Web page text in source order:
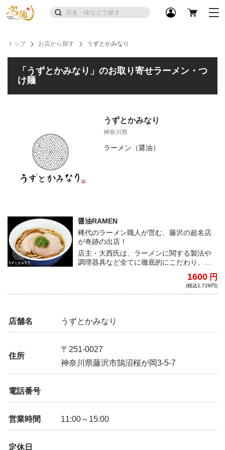
トップ お店から探す うずとかみなり
「うずとかみなり」のお取り寄せラーメン・つ
け麺
うずとかみなり
神奈川県
ラーメン（醤油）
醤油RAMEN
稀代のラーメン職人が営む、藤沢の超名店
が奇跡の出店！
店主・大西氏は、ラーメンに関する製法や
調理器具など全てに徹底的にこだわり、そ
生み出している。随所に輝く想いをぜひ体
1600 円
(税込1,728円)
店舗名 うずとかみなり
住所
〒251-0027
神奈川県藤沢市鵠沼桜が岡3-5-7
電話番号
営業時間 11:00～15:00
定休日